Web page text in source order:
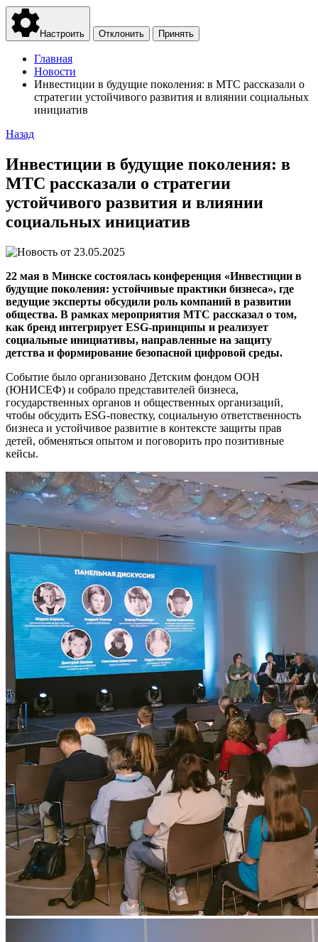
Настроить Отклонить Принять
Главная
Новости
Инвестиции в будущие поколения: в МТС рассказали о
стратегии устойчивого развития и влиянии социальных
инициатив
Назад
Инвестиции в будущие поколения: в
МТС рассказали о стратегии
устойчивого развития и влиянии
социальных инициатив
23.05.2025
22 мая в Минске состоялась конференция «Инвестиции в
будущие поколения: устойчивые практики бизнеса», где
ведущие эксперты обсудили роль компаний в развитии
общества. В рамках мероприятия МТС рассказал о том,
как бренд интегрирует ESG-принципы и реализует
социальные инициативы, направленные на защиту
детства и формирование безопасной цифровой среды.
Событие было организовано Детским фондом ООН
(ЮНИСЕФ) и собрало представителей бизнеса,
государственных органов и общественных организаций,
чтобы обсудить ESG-повестку, социальную ответственность
бизнеса и устойчивое развитие в контексте защиты прав
детей, обменяться опытом и поговорить про позитивные
кейсы.